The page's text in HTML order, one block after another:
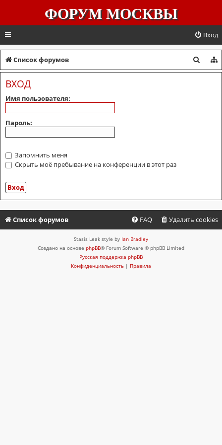
ФОРУМ МОСКВЫ
Вход
Список форумов
о
ВХОД
Имя пользователя:
Пароль:
Запомнить меня
Скрыть моё пребывание на конференции в этот раз
Список форумов Удалить cookies
FAQ
Stasis Leak style by Ian Bradley
Создано на основе phpBB® Forum Software © phpBB Limited
Русская поддержка phpBB
Конфиденциальность | Правила